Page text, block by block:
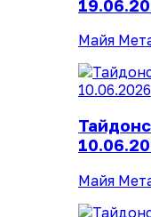
Майя
Майя